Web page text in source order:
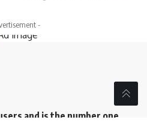
-
and is the number one